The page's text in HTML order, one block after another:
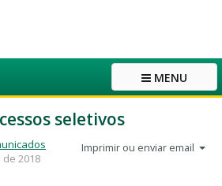
MENU
seletivos
Imprimir ou enviar email
2018